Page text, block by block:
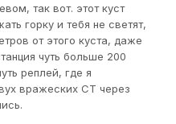
так вот. этот куст
горку и тебя не светят,
от этого куста, даже
чуть больше 200
реплей, где я
вражеских СТ через